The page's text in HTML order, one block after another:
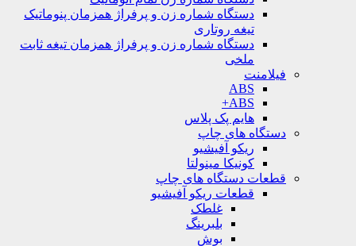
دستگاه شماره زن و پرفراژ همزمان پنوماتیک
تیغه روتاری
دستگاه شماره زن و پرفراژ همزمان تیغه ثابت
ملخی
فیلامنت
ABS
ABS+
هایم پک پلاس
دستگاه های چاپ
ریکو آفیشیو
کونیکا مینولتا
قطعات دستگاه های چاپ
قطعات ریکو آفیشیو
غلطک
بلبرینگ
بوش